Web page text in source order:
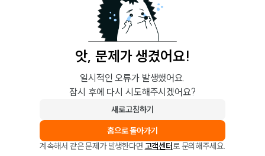
앗, 문제가 생겼어요!
일시적인 오류가 발생했어요.
잠시 후에 다시 시도해주시겠어요?
새로고침하기
홈으로 돌아가기
계속해서 같은 문제가 발생한다면 고객센터로 문의해주세요.